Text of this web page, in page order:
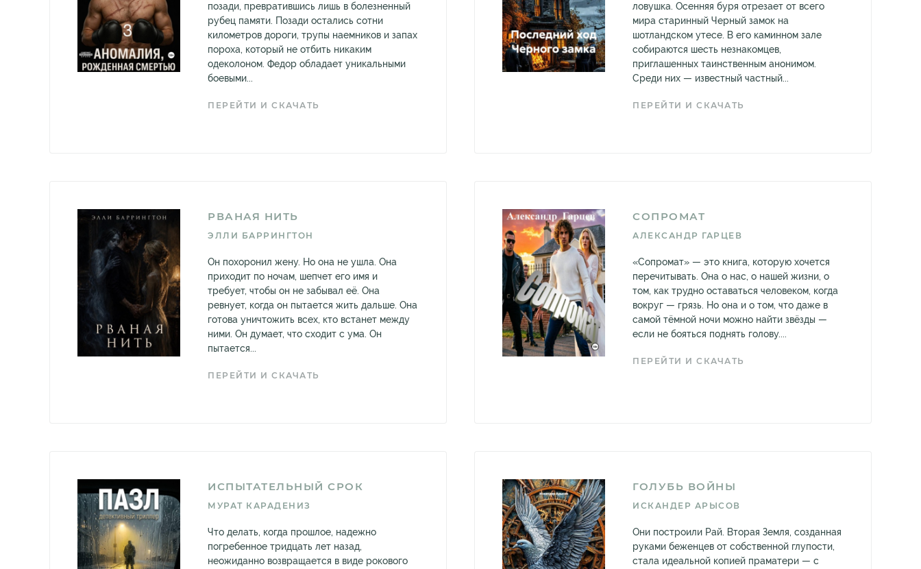
позади, превратившись лишь в болезненный
рубец памяти. Позади остались сотни
километров дороги, трупы наемников и запах
пороха, который не отбить никаким
одеколоном. Федор обладает уникальными
боевыми...
ПЕРЕЙТИ И СКАЧАТЬ
ловушка. Осенняя буря отрезает от всего
мира старинный Черный замок на
шотландском утесе. В его каминном зале
собираются шесть незнакомцев,
приглашенных таинственным анонимом.
Среди них — известный частный...
ПЕРЕЙТИ И СКАЧАТЬ
РВАНАЯ НИТЬ
ЭЛЛИ БАРРИНГТОН
Он похоронил жену. Но она не ушла. Она
приходит по ночам, шепчет его имя и
требует, чтобы он не забывал её. Она
ревнует, когда он пытается жить дальше. Она
готова уничтожить всех, кто встанет между
ними. Он думает, что сходит с ума. Он
пытается...
ПЕРЕЙТИ И СКАЧАТЬ
СОПРОМАТ
АЛЕКСАНДР ГАРЦЕВ
«Сопромат» — это книга, которую хочется
перечитывать. Она о нас, о нашей жизни, о
том, как трудно оставаться человеком, когда
вокруг — грязь. Но она и о том, что даже в
самой тёмной ночи можно найти звёзды —
если не бояться поднять голову....
ПЕРЕЙТИ И СКАЧАТЬ
ИСПЫТАТЕЛЬНЫЙ СРОК
МУРАТ КАРАДЕНИЗ
Что делать, когда прошлое, надежно
погребенное тридцать лет назад,
неожиданно возвращается в виде рокового
ГОЛУБЬ ВОЙНЫ
ИСКАНДЕР АРЫСОВ
Они построили Рай. Вторая Земля, созданная
руками беженцев от собственной глупости,
стала идеальной копией праматери — с